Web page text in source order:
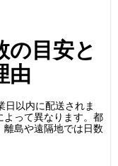
の目安と
由
日以内に配送されま
よって異なります。都
島や遠隔地では日数